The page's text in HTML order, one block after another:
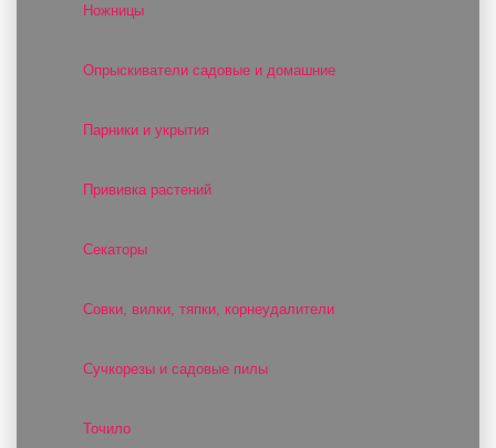
Ножницы
Опрыскиватели садовые и домашние
Парники и укрытия
Прививка растений
Секаторы
Совки, вилки, тяпки, корнеудалители
Сучкорезы и садовые пилы
Точило